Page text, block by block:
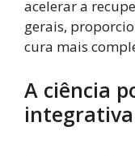
acelerar a
gerais,
cura mais
A ciência